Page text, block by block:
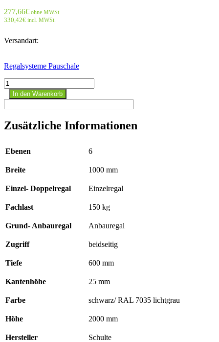
277,66€ ohne MWSt.
330,42€ incl. MWSt.
Versandart:
Regalsysteme Pauschale
Büroregal
Stecksystem
Anbauregal
-
x
600
Typ
kg
RAL
lichtgrau
In den Warenkorb
Zusätzliche Informationen
Ebenen 6
Breite 1000 mm
Einzel- Doppelregal Einzelregal
Fachlast 150 kg
Grund- Anbauregal Anbauregal
Zugriff beidseitig
Tiefe 600 mm
Kantenhöhe 25 mm
Farbe schwarz/ RAL 7035 lichtgrau
Höhe 2000 mm
Hersteller Schulte